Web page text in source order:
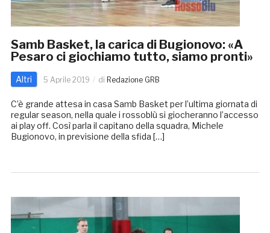
Samb Basket, la carica di Bugionovo: «A
Pesaro ci giochiamo tutto, siamo pronti»
Altri 5 Aprile 2019 di Redazione GRB
C’è grande attesa in casa Samb Basket per l’ultima giornata di
regular season, nella quale i rossoblù si giocheranno l’accesso
ai play off. Così parla il capitano della squadra, Michele
Bugionovo, in previsione della sfida […]